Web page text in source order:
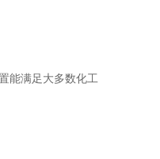
能满足大多数化工